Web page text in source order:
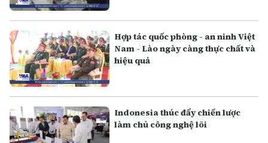
Hợp tác quốc phòng - an ninh Việt
Nam - Lào ngày càng thực chất và
hiệu quả
Indonesia thúc đẩy chiến lược
làm chủ công nghệ lõi